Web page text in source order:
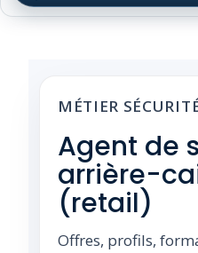
MÉTIER
Agent de
arrière-
(retail)
Offres, profils,